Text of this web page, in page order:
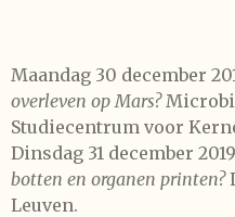
Maandag 30 december
overleven op Mars?
Studiecentrum voor
Dinsdag 31 december
botten en organen printen?
Leuven.